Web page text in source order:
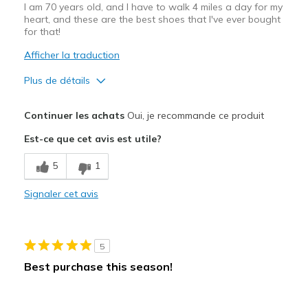
I am 70 years old, and I have to walk 4 miles a day for my
heart, and these are the best shoes that I've ever bought
for that!
Afficher la traduction
Plus de détails
Breathe Well
Comfortable
Les meilleures utilisations
Continuer les achatsOui, je recommande ce produit
Est-ce que cet avis est utile?
5 1
Signaler cet avis
5
Best purchase this season!